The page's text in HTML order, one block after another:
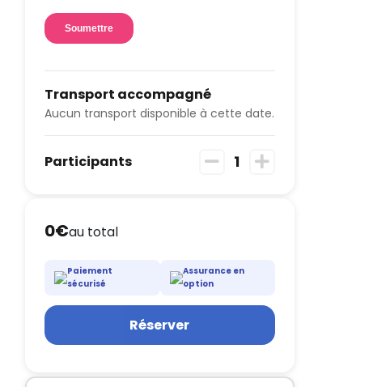
Transport accompagné
Aucun transport disponible à cette date.
Participants 1
0€au total
Paiement
sécurisé
Assurance en
option
Réserver